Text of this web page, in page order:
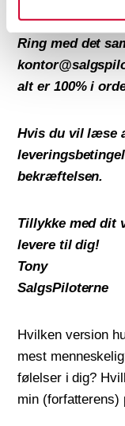
valgt. Vi kunne
Ring med det
alt er 100% i
Hvis du vil læse
bekræftelsen.
Tillykke med dit
levere til dig!
Tony
SalgsPiloterne
Hvilken version
mest
følelser i dig?
min (forfatterens)